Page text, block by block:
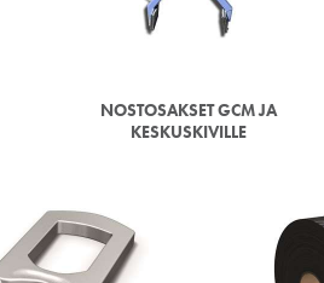
NOSTOSAKSET GCM JA
KESKUSKIVILLE